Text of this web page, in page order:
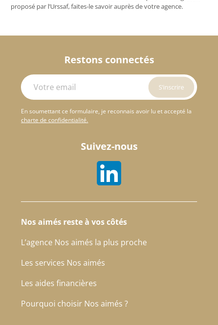
proposé par l’Urssaf, faites-le savoir auprès de votre agence.
Restons connectés
En soumettant ce formulaire, je reconnais avoir lu et accepté la
charte de confidentialité.
Suivez-nous
Nos aimés reste à vos côtés
L’agence Nos aimés la plus proche
Les services Nos aimés
Les aides financières
Pourquoi choisir Nos aimés ?